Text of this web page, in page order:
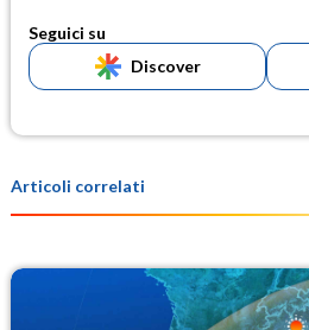
Seguici su
Discover
Articoli correlati